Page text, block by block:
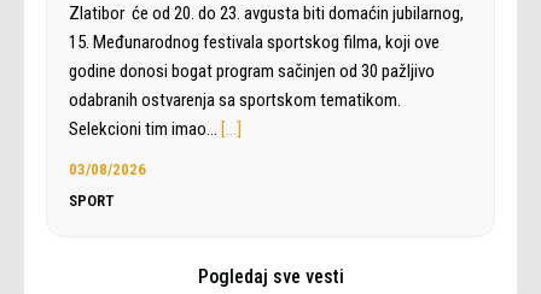
Zlatibor će od 20. do 23. avgusta biti domaćin jubilarnog,
15. Međunarodnog festivala sportskog filma, koji ove
godine donosi bogat program sačinjen od 30 pažljivo
odabranih ostvarenja sa sportskom tematikom.
Selekcioni tim imao… […]
03/08/2026
SPORT
Pogledaj sve vesti